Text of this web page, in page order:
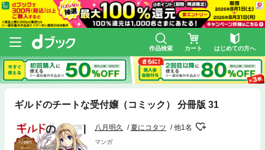
作品検索 カート はじめての方へ
ギルドのチートな受付嬢（コミック） 分冊版 31
八月明久 夏にコタツ 他1名
マンガ